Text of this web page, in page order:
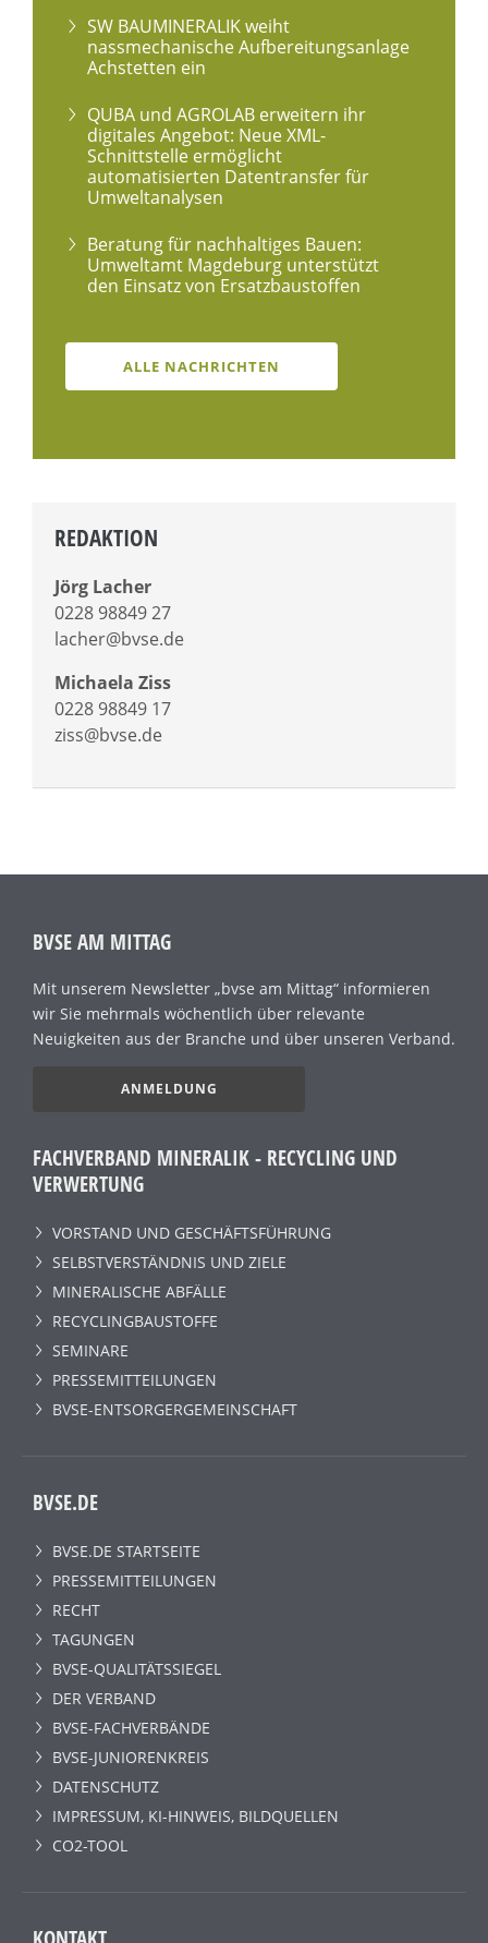
SW BAUMINERALIK weiht
nassmechanische Aufbereitungsanlage
Achstetten ein
QUBA und AGROLAB erweitern ihr
digitales Angebot: Neue XML-
Schnittstelle ermöglicht
automatisierten Datentransfer für
Umweltanalysen
Beratung für nachhaltiges Bauen:
Umweltamt Magdeburg unterstützt
den Einsatz von Ersatzbaustoffen
ALLE NACHRICHTEN
REDAKTION
Jörg Lacher
0228 98849 27
lacher@bvse.de
Michaela Ziss
0228 98849 17
ziss@bvse.de
BVSE AM MITTAG
Mit unserem Newsletter „bvse am Mittag“ informieren
wir Sie mehrmals wöchentlich über relevante
Neuigkeiten aus der Branche und über unseren Verband.
ANMELDUNG
FACHVERBAND MINERALIK - RECYCLING UND
VERWERTUNG
VORSTAND UND GESCHÄFTSFÜHRUNG
SELBSTVERSTÄNDNIS UND ZIELE
MINERALISCHE ABFÄLLE
RECYCLINGBAUSTOFFE
SEMINARE
PRESSEMITTEILUNGEN
BVSE-ENTSORGERGEMEINSCHAFT
BVSE.DE
BVSE.DE STARTSEITE
PRESSEMITTEILUNGEN
RECHT
TAGUNGEN
BVSE-QUALITÄTSSIEGEL
DER VERBAND
BVSE-FACHVERBÄNDE
BVSE-JUNIORENKREIS
DATENSCHUTZ
IMPRESSUM, KI-HINWEIS, BILDQUELLEN
CO2-TOOL